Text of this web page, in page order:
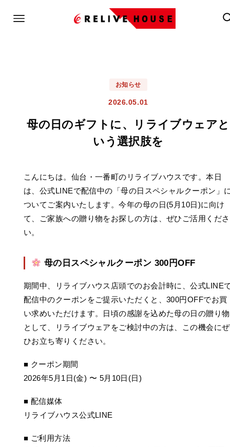
お知らせ
2026.05.01
母の日のギフトに、リライブウェアと
いう選択肢を
こんにちは。仙台・一番町のリライブハウスです。本日
は、公式LINEで配信中の「母の日スペシャルクーポン」
ついてご案内いたします。今年の母の日(5月10日)に向け
て、ご家族への贈り物をお探しの方は、ぜひご活用くださ
い。
母の日スペシャルクーポン 300円OFF
期間中、リライブハウス店頭でのお会計時に、公式LINE
配信中のクーポンをご提示いただくと、300円OFFでお買
い求めいただけます。日頃の感謝を込めた母の日の贈り物
として、リライブウェアをご検討中の方は、この機会にぜ
ひお立ち寄りください。
■ クーポン期間
2026年5月1日(金) 〜 5月10日(日)
■ 配信媒体
リライブハウス公式LINE
■ ご利用方法